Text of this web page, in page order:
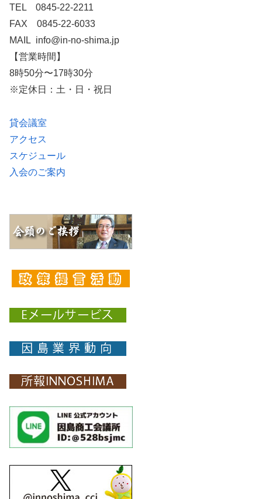
TEL 0845-22-2211
FAX 0845-22-6033
MAIL info@in-no-shima.jp
【営業時間】
8時50分〜17時30分
※定休日：土・日・祝日
貸会議室
アクセス
スケジュール
入会のご案内